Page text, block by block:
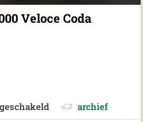
Veloce Coda
archief